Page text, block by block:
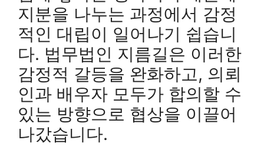
지분을 나누는 과정에서 감정
적인 대립이 일어나기 쉽습니
다. 법무법인 지름길은 이러한
감정적 갈등을 완화하고, 의뢰
인과 배우자 모두가 합의할 수
있는 방향으로 협상을 이끌어
나갔습니다.